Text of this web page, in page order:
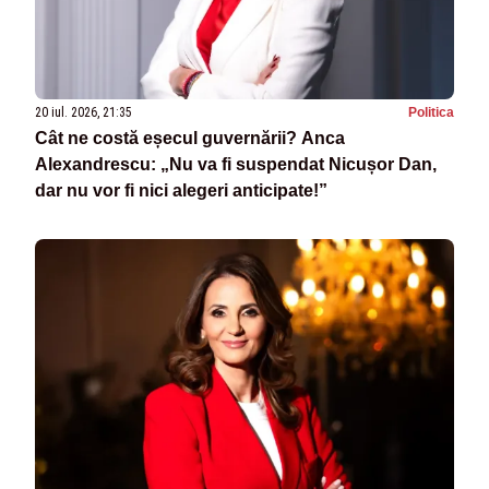
20 iul. 2026, 21:35 Politica
Cât ne costă eșecul guvernării? Anca
Alexandrescu: „Nu va fi suspendat Nicușor Dan,
dar nu vor fi nici alegeri anticipate!”